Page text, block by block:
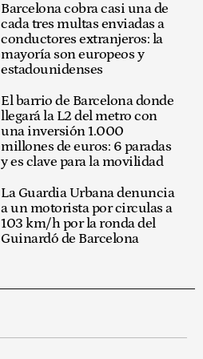
Barcelona cobra casi una de
cada tres multas enviadas a
conductores extranjeros: la
mayoría son europeos y
estadounidenses
El barrio de Barcelona donde
llegará la L2 del metro con
una inversión 1.000
millones de euros: 6 paradas
y es clave para la movilidad
La Guardia Urbana denuncia
a un motorista por circulas a
103 km/h por la ronda del
Guinardó de Barcelona